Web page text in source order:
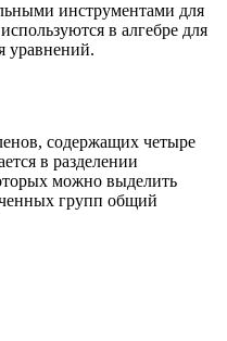
инструментами для
в алгебре для
уравнений.
содержащих четыре
в разделении
можно выделить
групп общий